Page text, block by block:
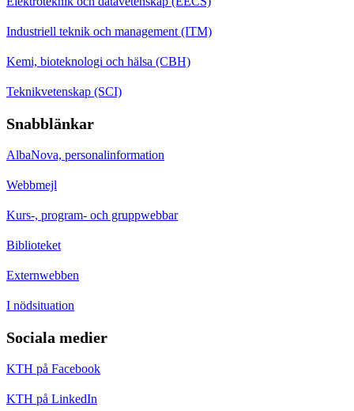
Industriell teknik och management (ITM)
Kemi, bioteknologi och hälsa (CBH)
Teknikvetenskap (SCI)
Snabblänkar
AlbaNova, personalinformation
Webbmejl
Kurs-, program- och gruppwebbar
Biblioteket
Externwebben
I nödsituation
Sociala medier
KTH på Facebook
KTH på LinkedIn